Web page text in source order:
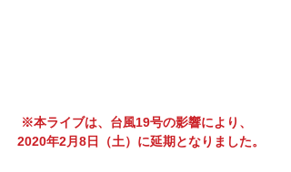
※本ライブは、台風19号の影響により、
2020年2月8日（土）に延期となりました。